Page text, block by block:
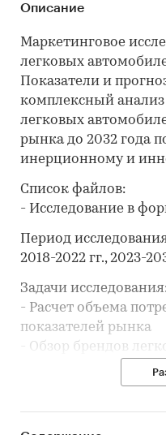
Описание
Маркетинговое
легковых
Показатели и
комплексный
легковых
рынка до 2032 года
инерционному и
Список файлов:
- Исследование в
Период
2018-2022 гг., 2023-
Задачи
- Расчет объема
показателей рынка
- Обзор брендов
- Обзор парка техники
- Анализ